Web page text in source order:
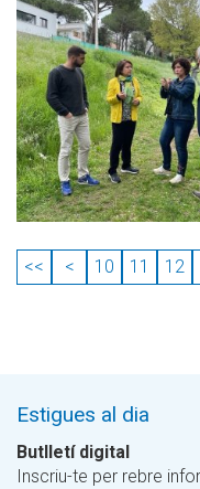
<< < 10 11 12
Estigues al dia
Butlletí digital
Inscriu-te per rebre